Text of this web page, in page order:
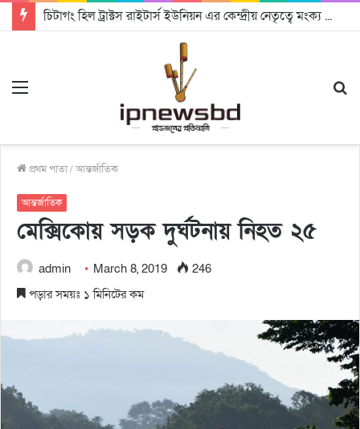
চিটাগং হিল ট্রাক্টস রাইটার্স ইউনিয়ন এর কেন্দ্রীয় নেতৃত্বে মংক্য শোয়ে নু নেভী এবং মুকুল কান্তি ত্রিপুরা
প্রথম পাতা/আন্তর্জাতিক
আন্তর্জাতিক
মেক্সিকোয় সড়ক দুর্ঘটনায় নিহত ২৫
admin March 8, 2019
246
পড়ার সময়ঃ ১ মিনিটের কম